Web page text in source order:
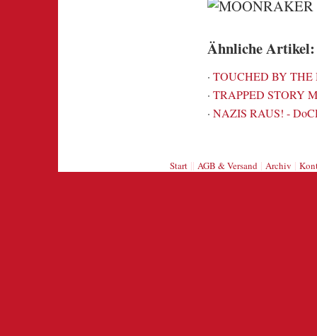
Ähnliche Artikel:
· TOUCHED BY THE
· TRAPPED STORY
· NAZIS RAUS! -
Start|| AGB & Versand| Archiv |